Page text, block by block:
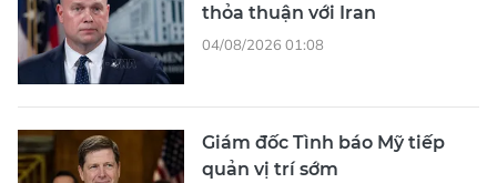
thỏa thuận với Iran
04/08/2026 01:08
Giám đốc Tình báo Mỹ tiếp
quản vị trí sớm